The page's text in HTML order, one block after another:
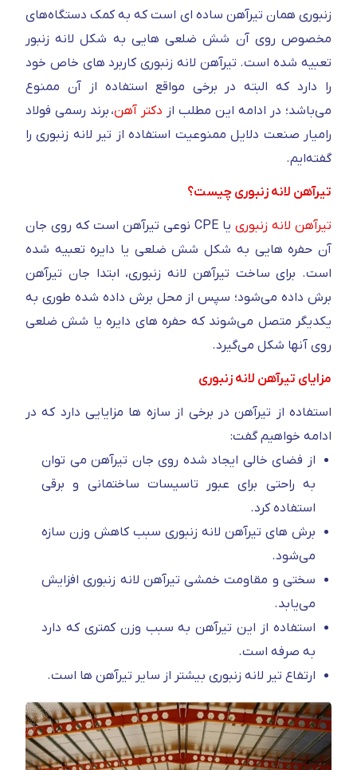
زنبوری همان تیرآهن ساده ای است که به کمک دستگاه‌های
مخصوص روی آن شش ضلعی هایی به شکل لانه زنبور
تعبیه شده است. تیرآهن لانه زنبوری کاربرد های خاص خود
را دارد که البته در برخی مواقع استفاده از آن ممنوع
می‌باشد؛ در ادامه این مطلب از دکتر آهن، برند رسمی فولاد
رامیار صنعت دلایل ممنوعیت استفاده از تیر لانه زنبوری را
گفته‌ایم.
تیرآهن لانه زنبوری چیست؟
تیرآهن لانه زنبوری
یا CPE نوعی تیرآهن است که روی جان
آن حفره هایی به شکل شش ضلعی یا دایره تعبیه شده
است. برای ساخت تیرآهن لانه زنبوری، ابتدا جان تیرآهن
برش داده می‌شود؛ سپس از محل برش داده شده طوری به
یکدیگر متصل می‌شوند که حفره های دایره یا شش ضلعی
روی آنها شکل می‌گیرد.
مزایای تیرآهن لانه زنبوری
استفاده از تیرآهن در برخی از سازه ها مزایایی دارد که در
ادامه خواهیم گفت:
از فضای خالی ایجاد شده روی جان تیرآهن می توان
به راحتی برای عبور تاسیسات ساختمانی و برقی
استفاده کرد.
برش های تیرآهن لانه زنبوری سبب کاهش وزن سازه
می‌شود.
سختی و مقاومت خمشی تیرآهن لانه زنبوری افزایش
می‌یابد.
استفاده از این تیرآهن به سبب وزن کمتری که دارد
به صرفه است.
ارتفاع تیر لانه زنبوری بیشتر از سایر تیرآهن ها است.